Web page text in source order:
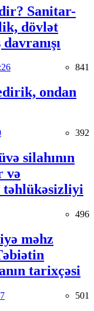
Sanitar-
dövlət
841
ondan
392
silahının
və
təhlükəsizliyi
496
məhz
tarixçəsi
501